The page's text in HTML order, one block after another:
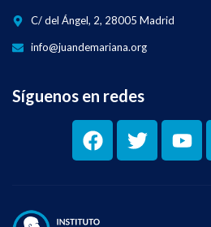
C/ del Ángel, 2, 28005 Madrid
info@juandemariana.org
Síguenos en redes